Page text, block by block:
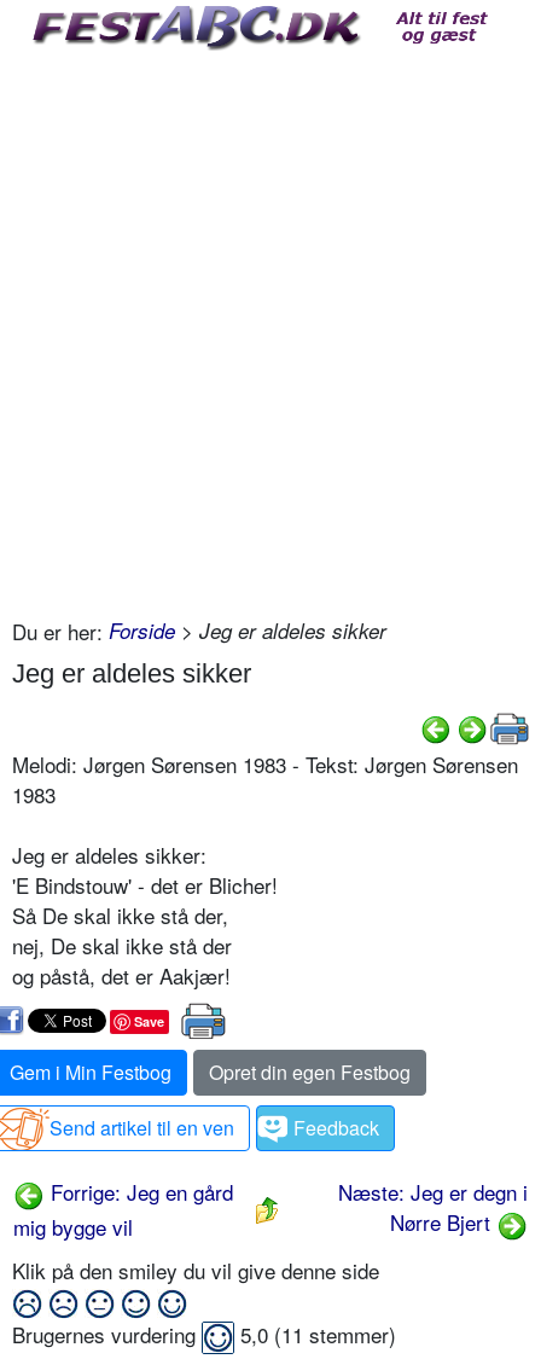
Du er her: Forside > Jeg er aldeles sikker
Jeg er aldeles sikker
Melodi: Jørgen Sørensen 1983 - Tekst: Jørgen Sørensen
1983
Jeg er aldeles sikker:
'E Bindstouw' - det er Blicher!
Så De skal ikke stå der,
nej, De skal ikke stå der
og påstå, det er Aakjær!
Save
Gem i Min Festbog
Opret din egen Festbog
Send artikel til en ven
Feedback
Forrige: Jeg en gård
mig bygge vil
Næste: Jeg er degn i
Nørre Bjert
Klik på den smiley du vil give denne side
Brugernes vurdering 5,0 (11 stemmer)